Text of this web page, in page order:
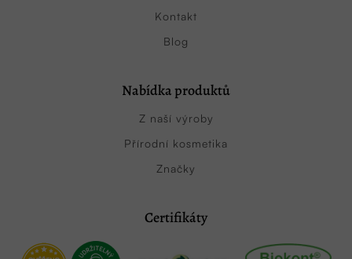
Kontakt
Blog
Nabídka produktů
Z naší výroby
Přírodní kosmetika
Značky
Certifikáty